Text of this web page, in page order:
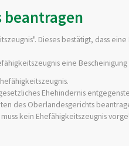
beantragen
Dieses bestätigt, dass
eine
Ehehindernis
des Oberlandesgerichts
kein Ehefähigkeitszeugnis